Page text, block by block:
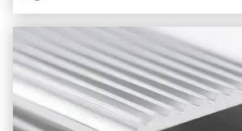
Dongguan Sinbo Precision
récemment orchestré une campagne
sant...